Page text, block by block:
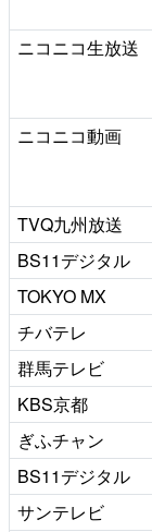
ニコニコ生放送
ニコニコ動画
TVQ九州放送
BS11デジタル
TOKYO MX
チバテレ
群馬テレビ
KBS京都
ぎふチャン
BS11デジタル
サンテレビ